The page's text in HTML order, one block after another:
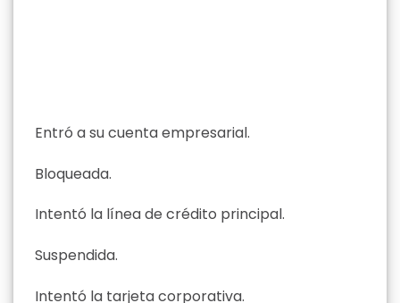
Entró a su cuenta empresarial.
Bloqueada.
Intentó la línea de crédito principal.
Suspendida.
Intentó la tarjeta corporativa.